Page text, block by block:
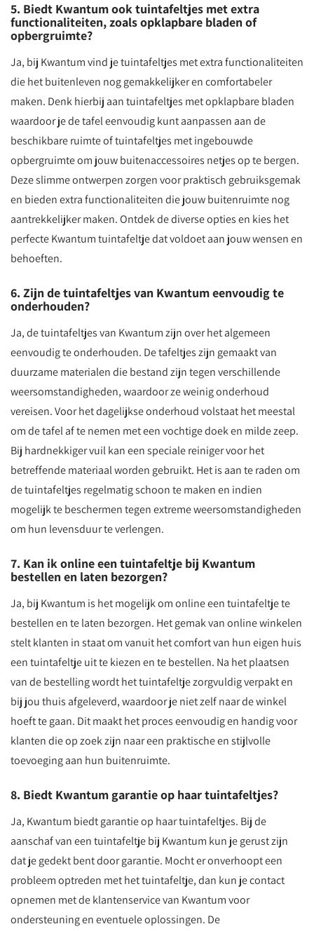
5. Biedt Kwantum ook tuintafeltjes met extra
functionaliteiten, zoals opklapbare bladen of
opbergruimte?
Ja, bij Kwantum vind je tuintafeltjes met extra functionaliteiten
die het buitenleven nog gemakkelijker en comfortabeler
maken. Denk hierbij aan tuintafeltjes met opklapbare bladen
waardoor je de tafel eenvoudig kunt aanpassen aan de
beschikbare ruimte of tuintafeltjes met ingebouwde
opbergruimte om jouw buitenaccessoires netjes op te bergen.
Deze slimme ontwerpen zorgen voor praktisch gebruiksgemak
en bieden extra functionaliteiten die jouw buitenruimte nog
aantrekkelijker maken. Ontdek de diverse opties en kies het
perfecte Kwantum tuintafeltje dat voldoet aan jouw wensen en
behoeften.
6. Zijn de tuintafeltjes van Kwantum eenvoudig te
onderhouden?
Ja, de tuintafeltjes van Kwantum zijn over het algemeen
eenvoudig te onderhouden. De tafeltjes zijn gemaakt van
duurzame materialen die bestand zijn tegen verschillende
weersomstandigheden, waardoor ze weinig onderhoud
vereisen. Voor het dagelijkse onderhoud volstaat het meestal
om de tafel af te nemen met een vochtige doek en milde zeep.
Bij hardnekkiger vuil kan een speciale reiniger voor het
betreffende materiaal worden gebruikt. Het is aan te raden om
de tuintafeltjes regelmatig schoon te maken en indien
mogelijk te beschermen tegen extreme weersomstandigheden
om hun levensduur te verlengen.
7. Kan ik online een tuintafeltje bij Kwantum
bestellen en laten bezorgen?
Ja, bij Kwantum is het mogelijk om online een tuintafeltje te
bestellen en te laten bezorgen. Het gemak van online winkelen
stelt klanten in staat om vanuit het comfort van hun eigen huis
een tuintafeltje uit te kiezen en te bestellen. Na het plaatsen
van de bestelling wordt het tuintafeltje zorgvuldig verpakt en
bij jou thuis afgeleverd, waardoor je niet zelf naar de winkel
hoeft te gaan. Dit maakt het proces eenvoudig en handig voor
klanten die op zoek zijn naar een praktische en stijlvolle
toevoeging aan hun buitenruimte.
8. Biedt Kwantum garantie op haar tuintafeltjes?
Ja, Kwantum biedt garantie op haar tuintafeltjes. Bij de
aanschaf van een tuintafeltje bij Kwantum kun je gerust zijn
dat je gedekt bent door garantie. Mocht er onverhoopt een
probleem optreden met het tuintafeltje, dan kun je contact
opnemen met de klantenservice van Kwantum voor
ondersteuning en eventuele oplossingen. De